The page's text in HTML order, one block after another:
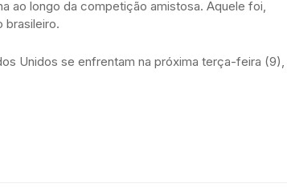
ao longo da competição amistosa. Aquele foi,
brasileiro.
Unidos se enfrentam na próxima terça-feira (9),